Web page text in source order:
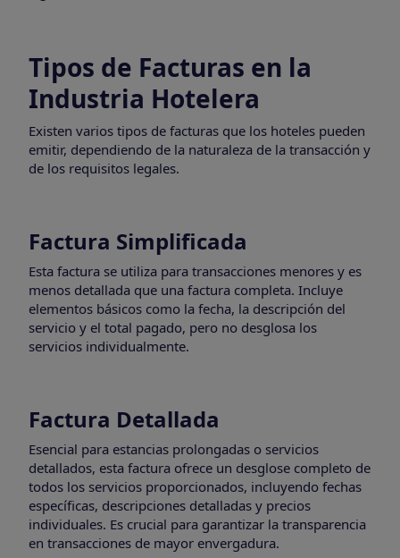
Tipos de Facturas en la
Industria Hotelera
Existen varios tipos de facturas que los hoteles pueden
emitir, dependiendo de la naturaleza de la transacción y
de los requisitos legales.
Factura Simplificada
Esta factura se utiliza para transacciones menores y es
menos detallada que una factura completa. Incluye
elementos básicos como la fecha, la descripción del
servicio y el total pagado, pero no desglosa los
servicios individualmente.
Factura Detallada
Esencial para estancias prolongadas o servicios
detallados, esta factura ofrece un desglose completo de
todos los servicios proporcionados, incluyendo fechas
específicas, descripciones detalladas y precios
individuales. Es crucial para garantizar la transparencia
en transacciones de mayor envergadura.